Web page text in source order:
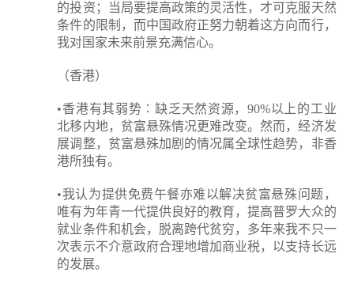
的投资；当局要提高政策的灵活性，才可克服天然
条件的限制，而中国政府正努力朝着这方向而行，
我对国家未来前景充满信心。
（香港）
•香港有其弱势︰缺乏天然资源，90%以上的工业
北移内地，贫富悬殊情况更难改变。然而，经济发
展调整，贫富悬殊加剧的情况属全球性趋势，非香
港所独有。
•我认为提供免费午餐亦难以解决贫富悬殊问题，
唯有为年青一代提供良好的教育，提高普罗大众的
就业条件和机会，脱离跨代贫穷，多年来我不只一
次表示不介意政府合理地增加商业税，以支持长远
的发展。